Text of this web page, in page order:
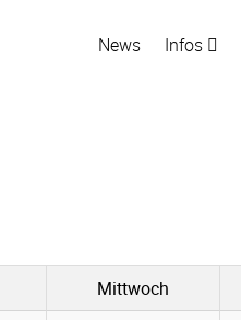
News Infos
Mittwoch